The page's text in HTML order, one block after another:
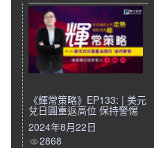
《輝常策略》EP133: | 美元
兌日圓重返高位 保持警惕
2024年8月22日
2868